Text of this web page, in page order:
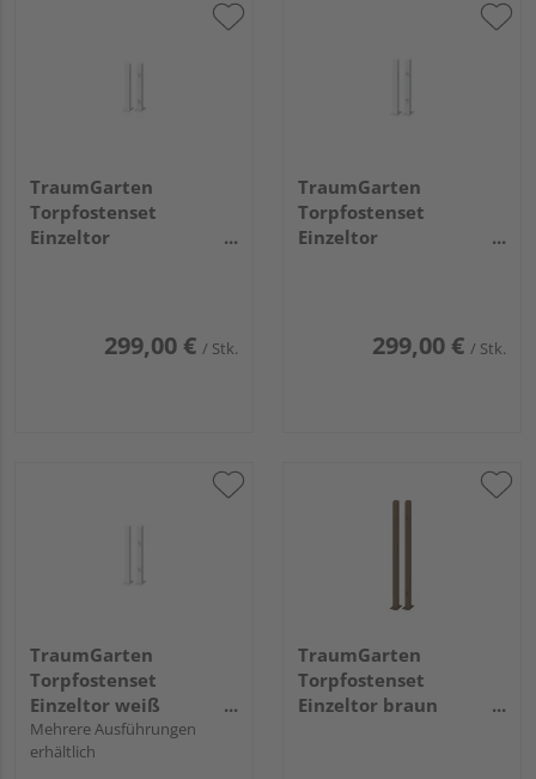
TraumGarten
Torpfostenset
Einzeltor
299,00 € / Stk.
TraumGarten
Torpfostenset
Einzeltor
299,00 € / Stk.
TraumGarten
Torpfostenset
Einzeltor weiß
aufschrauben Torhöhe
90, 8x8x105cm
Mehrere Ausführungen
erhältlich
TraumGarten
Torpfostenset
Einzeltor braun